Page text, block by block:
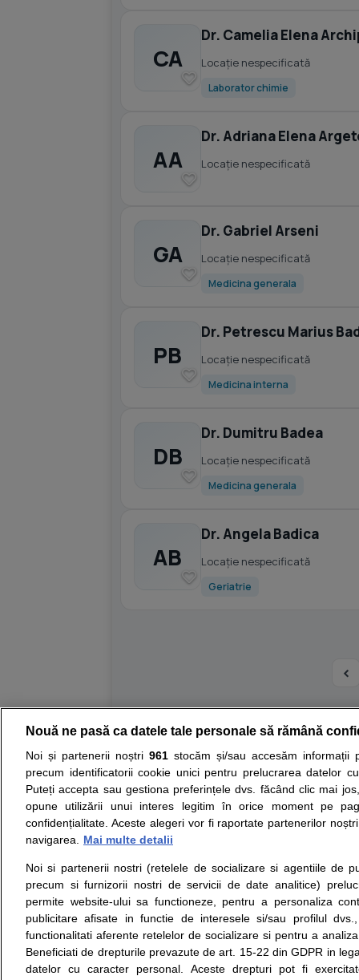
CA
Dr. Camelia Elena
Locație nespecificată
Laborator chimie
AA
Dr. Adriana Elena
Locație nespecificată
GA
Dr. Gabriel Arseni
Locație nespecificată
Medicina generala
PB
Dr. Petrescu Marius
Locație nespecificată
Medicina interna
DB
Dr. Dumitru Badea
Locație nespecificată
Medicina generala
AB
Dr. Angela Badica
Locație nespecificată
Geriatrie
Resurse: Autoevaluare simptome
Opiniile avizate ale medicilor, sfaturile si orice
nici diagnosticul stabilit in urma investigatiilor si
ii punem la dispozitie pentru programare in
Despre noi
Contact
Intrebari frecvente
Consultanti
medicali
Termeni si conditii
Politica de
confidentialitate
Politica de cookie
Modifica Setarile Cookie
Nouă ne pasă ca datele tale personale să rămână
Noi și partenerii noștri 961stocăm și/sau accesăm informații
precum identificatorii cookie unici pentru prelucrarea datelor
Puteți accepta sau gestiona preferințele dvs. făcând clic mai
opune utilizării unui interes legitim în orice moment pe
confidențialitate. Aceste alegeri vor fi raportate partenerilor
navigarea.
Mai multe detalii
Noi si partenerii nostri (retelele de socializare si agentiile de
precum si furnizorii nostri de servicii de date analitice)
permite website-ului sa functioneze, pentru a personaliza
publicitare afisate in functie de interesele si/sau profilul
functionalitati aferente retelelor de socializare si pentru a
Beneficiati de drepturile prevazute de art. 15-22 din GDPR in
datelor cu caracter personal. Aceste drepturi pot fi